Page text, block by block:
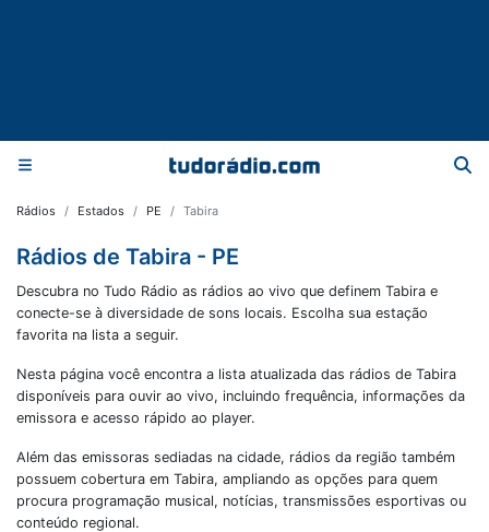
Rádios Estados PE Tabira
Rádios de Tabira - PE
Descubra no Tudo Rádio as rádios ao vivo que definem Tabira e
conecte-se à diversidade de sons locais. Escolha sua estação
favorita na lista a seguir.
Nesta página você encontra a lista atualizada das rádios de Tabira
disponíveis para ouvir ao vivo, incluindo frequência, informações da
emissora e acesso rápido ao player.
Além das emissoras sediadas na cidade, rádios da região também
possuem cobertura em Tabira, ampliando as opções para quem
procura programação musical, notícias, transmissões esportivas ou
conteúdo regional.